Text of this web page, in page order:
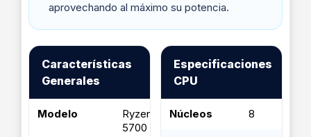
aprovechando al máximo su potencia.
Características
Generales
Modelo
Ryzen 7
5700
Especificaciones
CPU
Núcleos 8